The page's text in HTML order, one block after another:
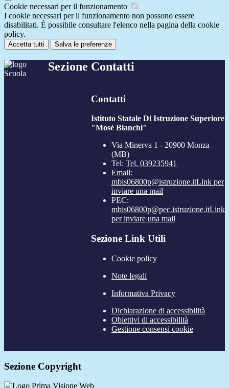
Cookie necessari per il funzionamento
I cookie necessari per il funzionamento non possono essere
disabilitati. È possibile consultare l'elenco nella pagina della cookie
policy.
Accetta tutti Salva le preferenze
Sezione Contatti
Contatti
Istituto Statale Di Istruzione Superiore
"Mosè Bianchi"
Via Minerva 1 - 20900 Monza
(MB)
Tel: Tel. 039235941
Email:
mbis06800p@istruzione.itLink per
inviare una mail
PEC:
mbis06800p@pec.istruzione.itLink
per inviare una mail
Sezione Link Utili
Cookie policy
Note legali
Informativa Privacy
Dichiarazione di accessibilità
Obiettivi di accessibilità
Gestione consensi cookie
Sezione Copyright